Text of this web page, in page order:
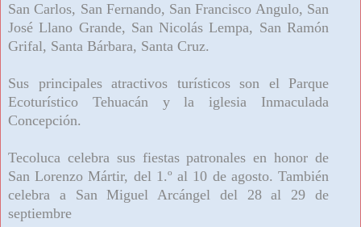
San Carlos, San Fernando, San Francisco Angulo, San
José Llano Grande, San Nicolás Lempa, San Ramón
Grifal, Santa Bárbara, Santa Cruz.
Sus principales atractivos turísticos son el Parque
Ecoturístico Tehuacán y la iglesia Inmaculada
Concepción.
Tecoluca celebra sus fiestas patronales en honor de
San Lorenzo Mártir, del 1.º al 10 de agosto. También
celebra a San Miguel Arcángel del 28 al 29 de
septiembre